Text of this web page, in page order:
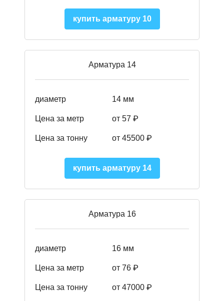
купить арматуру 10
Арматура 14
диаметр 14 мм
Цена за метр от 57 ₽
Цена за тонну от 45500 ₽
купить арматуру 14
Арматура 16
диаметр 16 мм
Цена за метр от 76 ₽
Цена за тонну от 47000 ₽